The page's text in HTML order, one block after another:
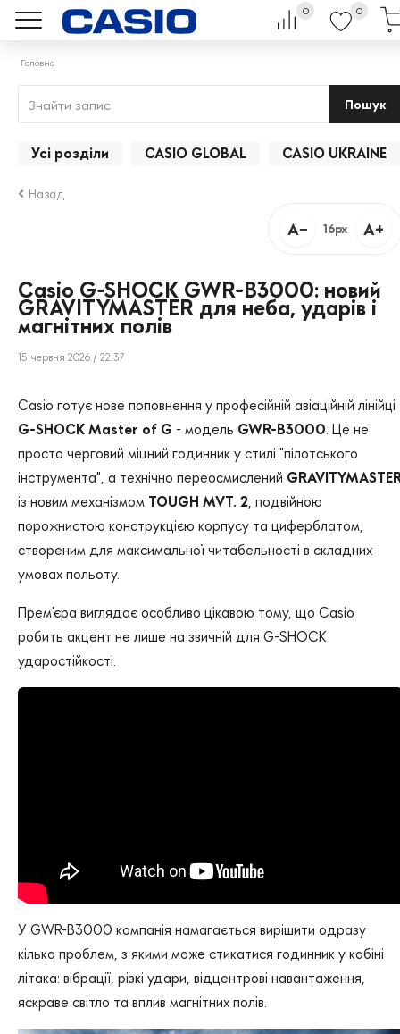
0 0
Головна
Пошук
Усі розділи CASIO GLOBAL CASIO UKRAINE
Назад
A− 16px A+
Casio G-SHOCK GWR-B3000: новий
GRAVITYMASTER для неба, ударів і
магнітних полів
15 червня 2026 / 22:37
Casio готує нове поповнення у професійній авіаційній лінійці
G-SHOCK Master of G - модель GWR-B3000. Це не
просто черговий міцний годинник у стилі "пілотського
інструмента", а технічно переосмислений
із новим механізмом TOUGH MVT. 2, подвійною
порожнистою конструкцією корпусу та циферблатом,
створеним для максимальної читабельності в складних
умовах польоту.
Прем'єра виглядає особливо цікавою тому, що Casio
робить акцент не лише на звичній для G-SHOCK
ударостійкості.
У GWR-B3000 компанія намагається вирішити одразу
кілька проблем, з якими може стикатися годинник у кабіні
літака: вібрації, різкі удари, відцентрові навантаження,
яскраве світло та вплив магнітних полів.